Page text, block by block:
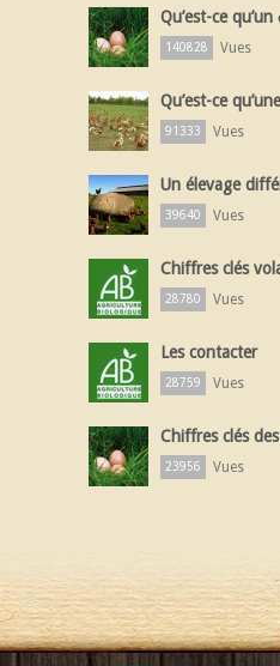
Qu’est-ce
140828 Vues
Qu’est-ce
91333 Vues
Un élevage
39640 Vues
Chiffres clés
28780 Vues
Les contacter
28759 Vues
Chiffres clés
23956 Vues